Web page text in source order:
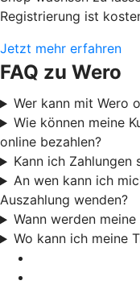
Registrierung ist
Jetzt mehr erfahren
FAQ zu Wero
Wer kann mit Wero
Wie können meine
online bezahlen?
Kann ich Zahlungen
An wen kann ich
Auszahlung wenden?
Wann werden
Wo kann ich meine